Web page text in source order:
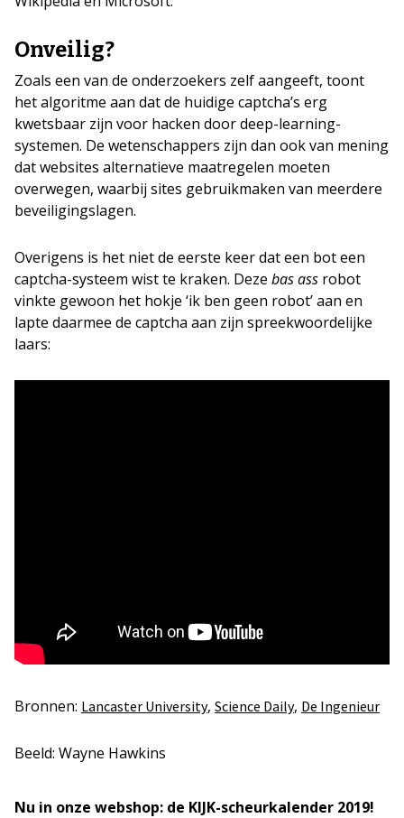
Onveilig?
Zoals een van de onderzoekers zelf aangeeft, toont
het algoritme aan dat de huidige captcha’s erg
kwetsbaar zijn voor hacken door deep-learning-
systemen. De wetenschappers zijn dan ook van mening
dat websites alternatieve maatregelen moeten
overwegen, waarbij sites gebruikmaken van meerdere
beveiligingslagen.
Overigens is het niet de eerste keer dat een bot een
captcha-systeem wist te kraken. Deze bas ass robot
vinkte gewoon het hokje ‘ik ben geen robot’ aan en
lapte daarmee de captcha aan zijn spreekwoordelijke
laars:
Bronnen: Lancaster University, Science Daily, De Ingenieur
Beeld: Wayne Hawkins
Nu in onze webshop: de KIJK-scheurkalender 2019!